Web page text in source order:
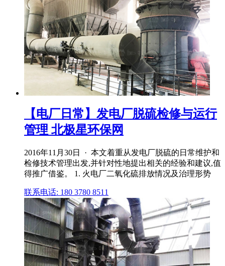
【电厂日常】发电厂脱硫检修与运行
管理 北极星环保网
2016年11月30日 · 本文着重从发电厂脱硫的日常维护和
检修技术管理出发,并针对性地提出相关的经验和建议,值
得推广借鉴。 1. 火电厂二氧化硫排放情况及治理形势
联系电话: 180 3780 8511